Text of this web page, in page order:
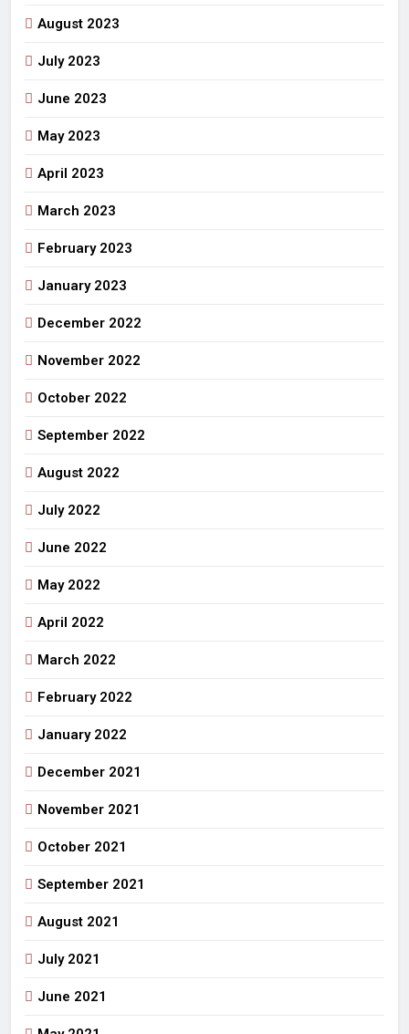
August 2023
July 2023
June 2023
May 2023
April 2023
March 2023
February 2023
January 2023
December 2022
November 2022
October 2022
September 2022
August 2022
July 2022
June 2022
May 2022
April 2022
March 2022
February 2022
January 2022
December 2021
November 2021
October 2021
September 2021
August 2021
July 2021
June 2021